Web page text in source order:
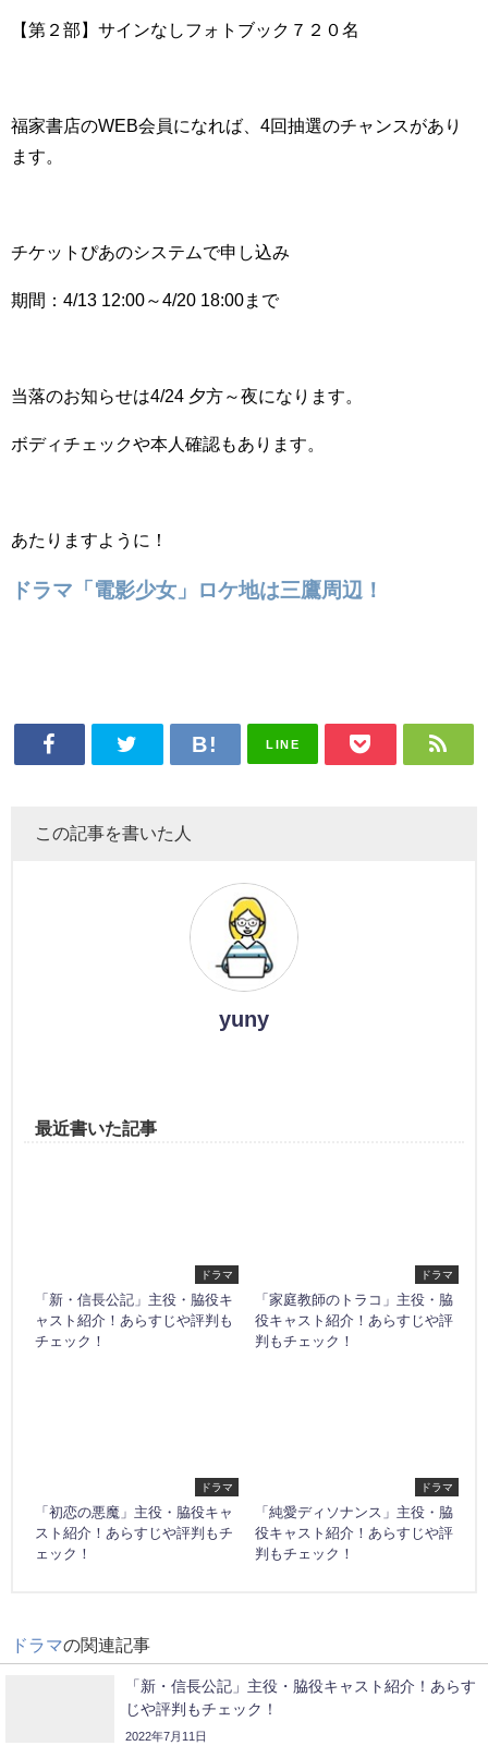
【第２部】サインなしフォトブック７２０名
福家書店のWEB会員になれば、4回抽選のチャンスがあり
ます。
チケットぴあのシステムで申し込み
期間：4/13 12:00～4/20 18:00まで
当落のお知らせは4/24 夕方～夜になります。
ボディチェックや本人確認もあります。
あたりますように！
ドラマ「電影少女」ロケ地は三鷹周辺！
LINE
この記事を書いた人
yuny
最近書いた記事
ドラマ
「新・信長公記」主役・脇役キ
ャスト紹介！あらすじや評判も
チェック！
ドラマ
「家庭教師のトラコ」主役・脇
役キャスト紹介！あらすじや評
判もチェック！
ドラマ
「初恋の悪魔」主役・脇役キャ
スト紹介！あらすじや評判もチ
ェック！
ドラマ
「純愛ディソナンス」主役・脇
役キャスト紹介！あらすじや評
判もチェック！
ドラマの関連記事
「新・信長公記」主役・脇役キャスト紹介！あらす
じや評判もチェック！
2022年7月11日